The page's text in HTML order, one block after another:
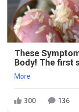
These
Body! The first
More
300 136